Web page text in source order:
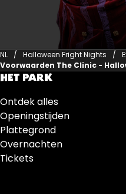
NL Halloween Fright Nights
Voorwaarden The Clinic -
HET PARK
Ontdek alles
Openingstijden
Plattegrond
Overnachten
Tickets